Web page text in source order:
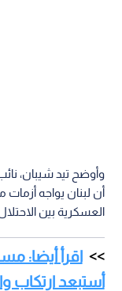
وأوضح تيد شيبان،
أن لبنان يواجه
العسكرية بين
اقرأ أيضا:
أستبعد ارتكاب